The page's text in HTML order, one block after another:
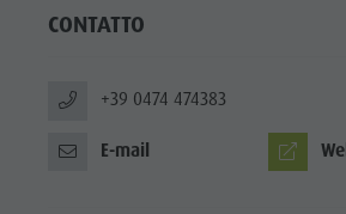
CONTATTO
+39 0474 474383
E-mail